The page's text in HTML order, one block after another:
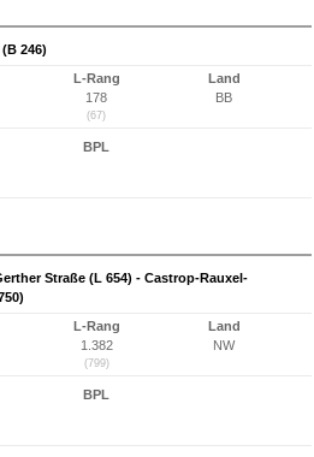
246)
L-Rang
178
(67)
Land
BB
BPL
Straße (L 654) - Castrop-Rauxel-
L-Rang
1.382
(799)
Land
NW
BPL